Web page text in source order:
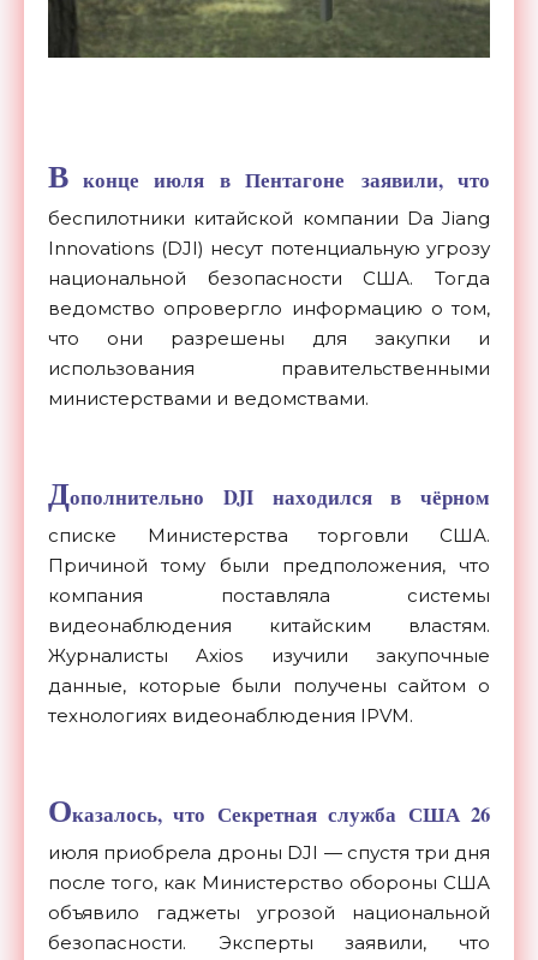
В конце июля в Пентагоне заявили, что
беспилотники китайской компании Da Jiang
Innovations (DJI) несут потенциальную угрозу
национальной безопасности США. Тогда
ведомство опровергло информацию о том,
что они разрешены для закупки и
использования правительственными
министерствами и ведомствами.
Дополнительно DJI находился в чёрном
списке Министерства торговли США.
Причиной тому были предположения, что
компания поставляла системы
видеонаблюдения китайским властям.
Журналисты Axios изучили закупочные
данные, которые были получены сайтом о
технологиях видеонаблюдения IPVM.
Оказалось, что Секретная служба США 26
июля приобрела дроны DJI — спустя три дня
после того, как Министерство обороны США
объявило гаджеты угрозой национальной
безопасности. Эксперты заявили, что